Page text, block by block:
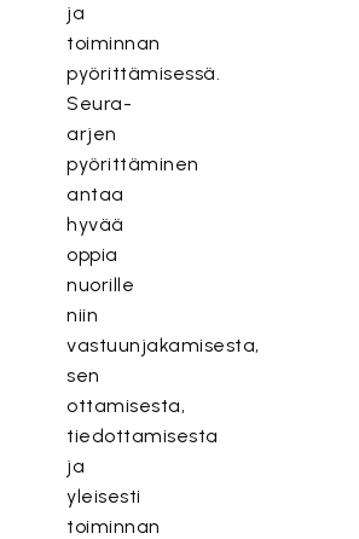
ja
toiminnan
pyörittämisessä.
Seura-
arjen
pyörittäminen
antaa
hyvää
oppia
nuorille
niin
vastuunjakamisesta,
sen
ottamisesta,
tiedottamisesta
ja
yleisesti
toiminnan